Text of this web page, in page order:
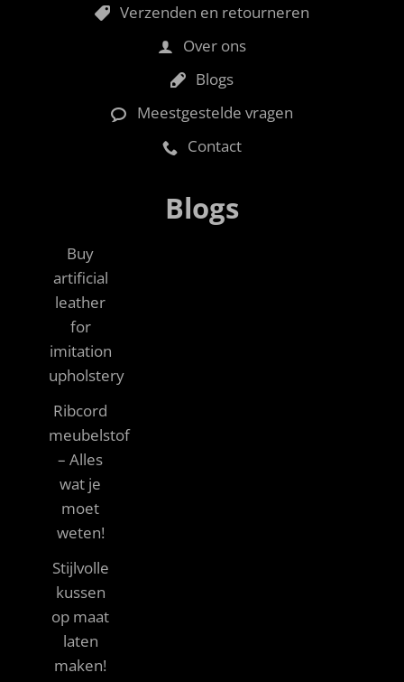
Verzenden en retourneren
Over ons
Blogs
Meestgestelde vragen
Contact
Blogs
Buy
artificial
leather
for
imitation
upholstery
Ribcord
meubelstof
– Alles
wat je
moet
weten!
Stijlvolle
kussen
op maat
laten
maken!